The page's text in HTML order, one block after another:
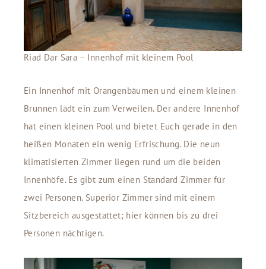
Riad Dar Sara – Innenhof mit kleinem Pool
Ein Innenhof mit Orangenbäumen und einem kleinen
Brunnen lädt ein zum Verweilen. Der andere Innenhof
hat einen kleinen Pool und bietet Euch gerade in den
heißen Monaten ein wenig Erfrischung. Die neun
klimatisierten Zimmer liegen rund um die beiden
Innenhöfe. Es gibt zum einen Standard Zimmer für
zwei Personen. Superior Zimmer sind mit einem
Sitzbereich ausgestattet; hier können bis zu drei
Personen nächtigen.